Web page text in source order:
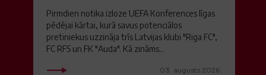
Pirmdien notika izloze UEFA Konferences līgas
pēdējai kārtai, kurā savus potenciālos
pretiniekus uzzināja trīs Latvijas klubi "Riga FC",
FC RFS un FK "Auda". Kā zināms...
03. augusts 2026.